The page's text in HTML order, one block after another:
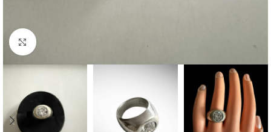
Click to enlarge